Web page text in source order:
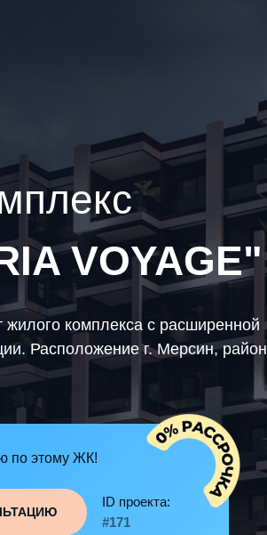
VOYAGE"
жилого комплекса с расширенной
Расположение г. Мерсин, район
по этому ЖК!
ID проекта:
#171